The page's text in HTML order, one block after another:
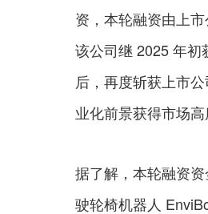
资，本轮融资由上
该公司继 2025 年初
后，再度斩获上市
业化前景获得市场高
据了解，本轮融资
驶轮椅机器人